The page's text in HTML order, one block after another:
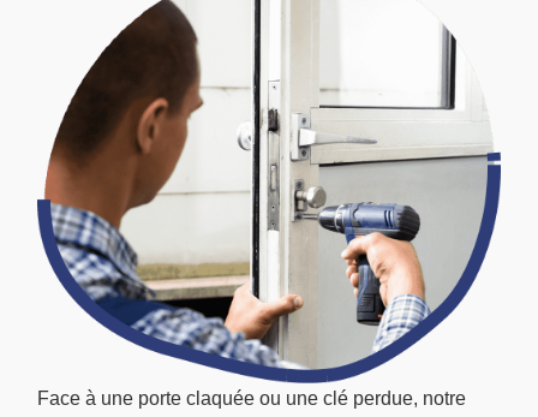
Face à une porte claquée ou une clé perdue, notre